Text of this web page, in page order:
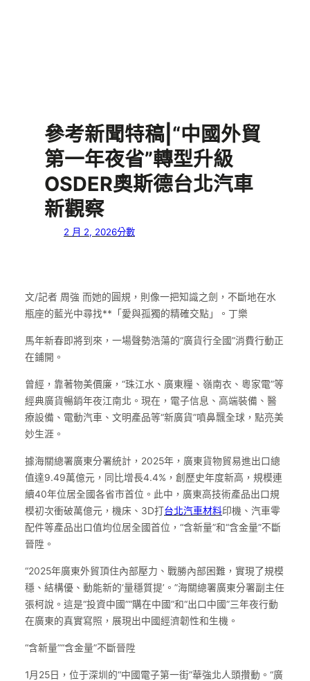
參考新聞特稿|“中國外貿
第一年夜省”轉型升級
OSDER奧斯德台北汽車
新觀察
2 月 2, 2026分數
文/記者 周強 而她的圓規，則像一把知識之劍，不斷地在水
瓶座的藍光中尋找**「愛與孤獨的精確交點」。丁樂
馬年新春即將到來，一場聲勢浩蕩的“廣貨行全國”消費行動正
在鋪開。
曾經，靠著物美價廉，“珠江水、廣東糧、嶺南衣、粵家電”等
經典廣貨暢銷年夜江南北。現在，電子信息、高端裝備、醫
療設備、電動汽車、文明產品等“新廣貨”噴鼻飄全球，點亮美
妙生涯。
據海關總署廣東分署統計，2025年，廣東貨物貿易進出口總
值達9.49萬億元，同比增長4.4%，創歷史年度新高，規模連
續40年位居全國各省市首位。此中，廣東高技術產品出口規
模初次衝破萬億元，機床、3D打台北汽車材料印機、汽車零
配件等產品出口值均位居全國首位，“含新量”和“含金量”不斷
晉陞。
“2025年廣東外貿頂住內部壓力、戰勝內部困難，實現了規模
穩、結構優、動能新的‘量穩質提’。”海關總署廣東分署副主任
張柯說。這是“投資中國”“購在中國”和“出口中國”三年夜行動
在廣東的真實寫照，展現出中國經濟韌性和生機。
“含新量”“含金量”不斷晉陞
1月25日，位于深圳的“中國電子第一街”華強北人頭攢動。“廣